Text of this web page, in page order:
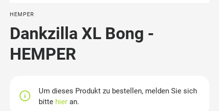
Dankzilla XL Bong -
HEMPER
HEMPER
Um dieses Produkt zu bestellen, melden Sie sich
bitte hier an.